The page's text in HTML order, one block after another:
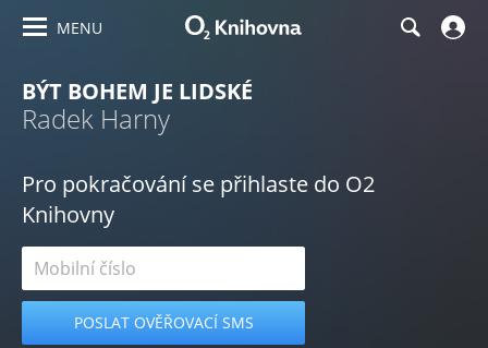
MENU
BÝT BOHEM JE LIDSKÉ
Radek Harny
Pro pokračování se přihlaste do O2
Knihovny